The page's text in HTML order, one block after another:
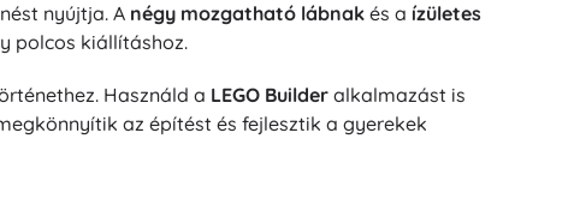
Jurassic World
One Piece
Ünneplések
Jelmez kiegészítők
Halloween
nyújtja. A négy mozgatható lábnak és a ízületes
polcos kiállításhoz.
Használd a LEGO Builder alkalmazást is
az építést és fejlesztik a gyerekek